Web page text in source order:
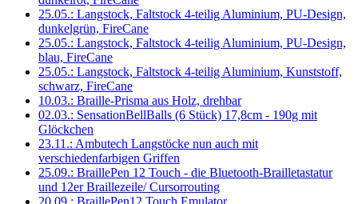
25.05.: Langstock, Faltstock 4-teilig Aluminium, PU-Design,
dunkelgrün, FireCane
25.05.: Langstock, Faltstock 4-teilig Aluminium, PU-Design,
blau, FireCane
25.05.: Langstock, Faltstock 4-teilig Aluminium, Kunststoff,
schwarz, FireCane
10.03.: Braille-Prisma aus Holz, drehbar
02.03.: SensationBellBalls (6 Stück) 17,8cm - 190g mit
Glöckchen
23.11.: Ambutech Langstöcke nun auch mit
verschiedenfarbigen Griffen
25.09.: BraillePen 12 Touch - die Bluetooth-Brailletastatur
und 12er Braillezeile/ Cursorrouting